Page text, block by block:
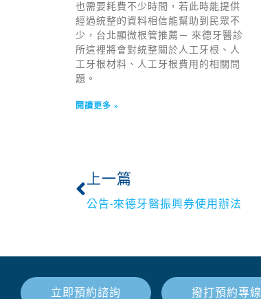
也需要耗費不少時間，若此時能提供
經過統整的資料相信能幫助到民眾不
少，台北顯微根管推薦－ 來德牙醫診
所這裡將會對統整關於人工牙根、人
工牙根材料、人工牙根費用的相關問
題。
閱讀更多 »
上一篇
公告-來德牙醫振興券使用辦法
立即預約諮詢 撥打預約專線